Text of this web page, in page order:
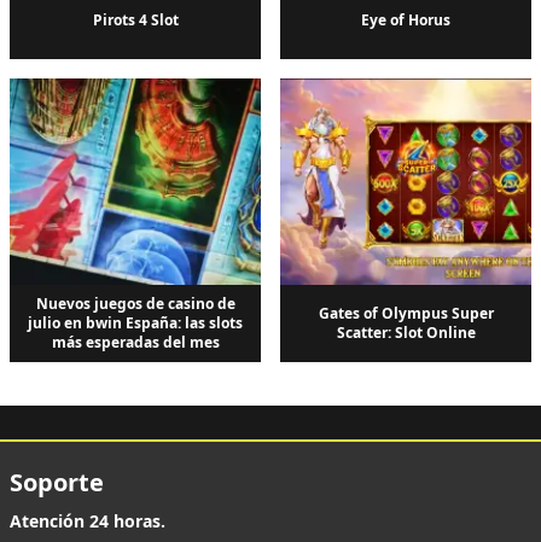
Pirots 4 Slot Eye of Horus
Nuevos juegos de casino de
julio en bwin España: las slots
más esperadas del mes
Gates of Olympus Super
Scatter: Slot Online
Soporte
Atención 24 horas.